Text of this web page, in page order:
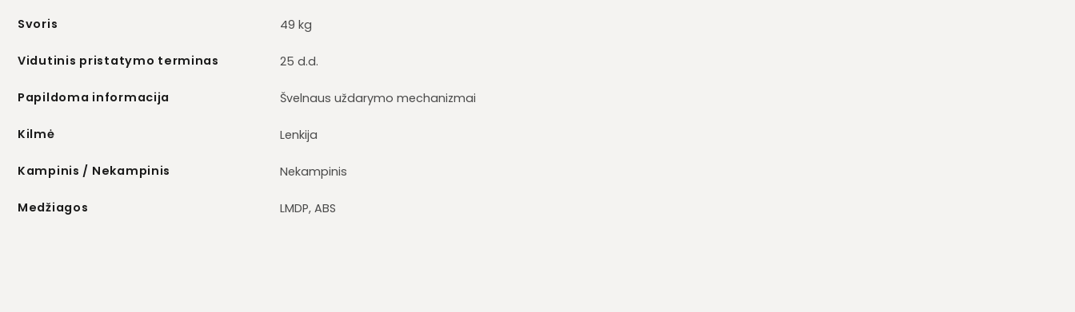
Svoris 49 kg
Vidutinis pristatymo terminas 25 d.d.
Papildoma informacija Švelnaus uždarymo mechanizmai
Kilmė Lenkija
Kampinis / Nekampinis Nekampinis
Medžiagos LMDP, ABS